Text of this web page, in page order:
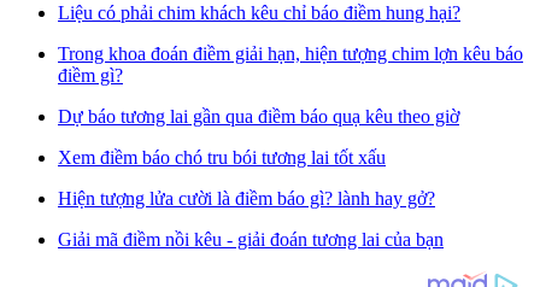
Liệu có phải chim khách kêu chỉ báo điềm hung hại?
Trong khoa đoán điềm giải hạn, hiện tượng chim lợn kêu báo
điềm gì?
Dự báo tương lai gần qua điềm báo quạ kêu theo giờ
Xem điềm báo chó tru bói tương lai tốt xấu
Hiện tượng lửa cười là điềm báo gì? lành hay gở?
Giải mã điềm nồi kêu - giải đoán tương lai của bạn